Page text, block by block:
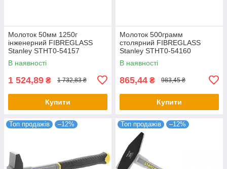
Молоток 50мм 1250г
інженерний FIBREGLASS
Stanley STHT0-54157
В наявності
1 524,89 ₴ 1 732,83 ₴
Купити
Молоток 500грамм
столярний FIBREGLASS
Stanley STHT0-54160
В наявності
865,44 ₴ 983,45 ₴
Купити
Топ продажів –12% Топ продажів –12%